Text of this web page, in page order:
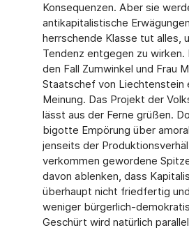
Konsequenzen. Aber sie
antikapitalistische
herrschende Klasse tut alles,
Tendenz entgegen zu
den Fall Zumwinkel und Frau
Staatschef von Liechtenstein
Meinung. Das Projekt der
lässt aus der Ferne grüßen.
bigotte Empörung über
jenseits der
verkommen gewordene
davon ablenken, dass
überhaupt nicht friedfertig
weniger bürgerlich-
Geschürt wird natürlich